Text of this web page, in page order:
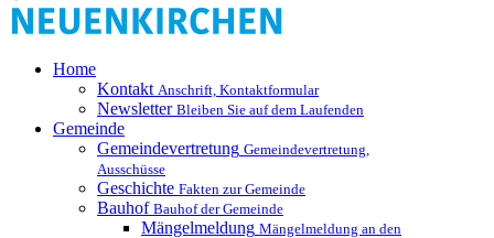
Home
Kontakt Anschrift, Kontaktformular
Newsletter Bleiben Sie auf dem Laufenden
Gemeinde
Gemeindevertretung Gemeindevertretung,
Ausschüsse
Geschichte Fakten zur Gemeinde
Bauhof Bauhof der Gemeinde
Mängelmeldung Mängelmeldung an den